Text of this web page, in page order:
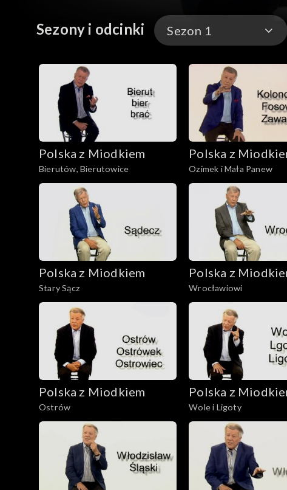
Sezony i odcinki Sezon 1
Sezon 1
Polska z Miodkiem
Bierutów, Bierutowice
Polska z
Ozimek i Mała Panew
Polska z Miodkiem
Stary Sącz
Polska z
Wrocławiowi
Polska z Miodkiem
Ostrów
Polska z
Wole i Ligoty